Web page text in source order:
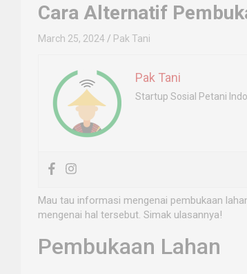
Cara Alternatif
March 25, 2024 Pak Tani
Pak Tani
Startup Sosial Petani
Mau tau informasi mengenai pembukaan
mengenai hal tersebut. Simak ulasannya!
Pembukaan Lahan